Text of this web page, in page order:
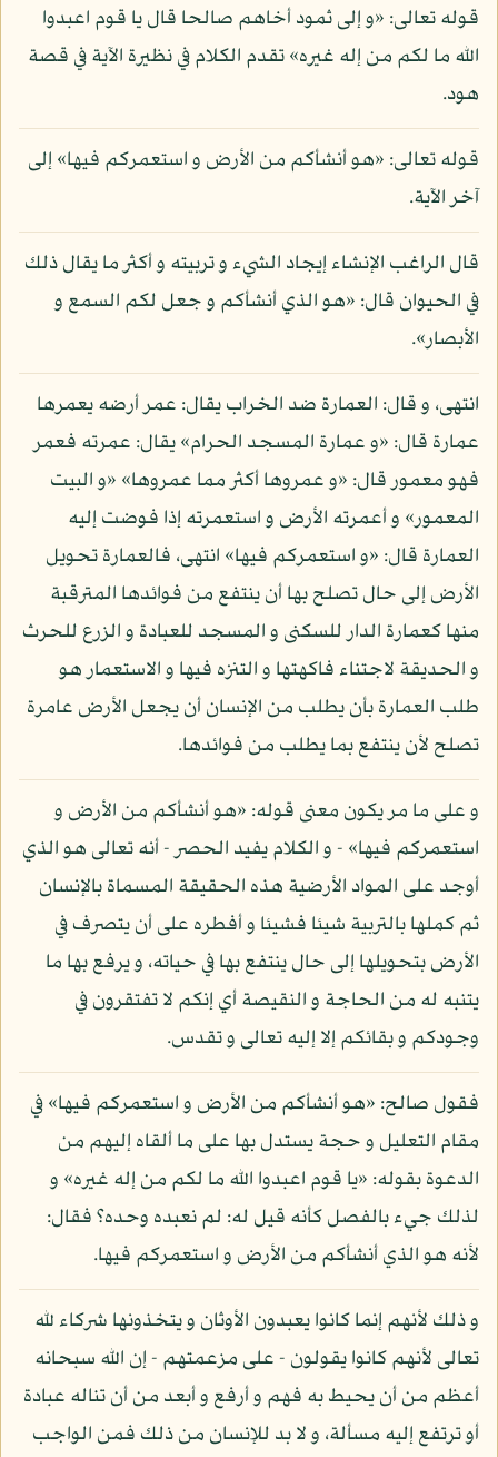
قوله تعالى: «و إلى ثمود أخاهم صالحا قال يا قوم اعبدوا
الله ما لكم من إله غيره» تقدم الكلام في نظيرة الآية في قصة
هود.
قوله تعالى: «هو أنشأكم من الأرض و استعمركم فيها» إلى
آخر الآية.
قال الراغب الإنشاء إيجاد الشيء و تربيته و أكثر ما يقال ذلك
في الحيوان قال: «هو الذي أنشأكم و جعل لكم السمع و
الأبصار».
انتهى، و قال: العمارة ضد الخراب يقال: عمر أرضه يعمرها
عمارة قال: «و عمارة المسجد الحرام» يقال: عمرته فعمر
فهو معمور قال: «و عمروها أكثر مما عمروها» «و البيت
المعمور» و أعمرته الأرض و استعمرته إذا فوضت إليه
العمارة قال: «و استعمركم فيها» انتهى، فالعمارة تحويل
الأرض إلى حال تصلح بها أن ينتفع من فوائدها المترقبة
منها كعمارة الدار للسكنى و المسجد للعبادة و الزرع للحرث
و الحديقة لاجتناء فاكهتها و التنزه فيها و الاستعمار هو
طلب العمارة بأن يطلب من الإنسان أن يجعل الأرض عامرة
تصلح لأن ينتفع بما يطلب من فوائدها.
و على ما مر يكون معنى قوله: «هو أنشأكم من الأرض و
استعمركم فيها» - و الكلام يفيد الحصر - أنه تعالى هو الذي
أوجد على المواد الأرضية هذه الحقيقة المسماة بالإنسان
ثم كملها بالتربية شيئا فشيئا و أفطره على أن يتصرف في
الأرض بتحويلها إلى حال ينتفع بها في حياته، و يرفع بها ما
يتنبه له من الحاجة و النقيصة أي إنكم لا تفتقرون في
وجودكم و بقائكم إلا إليه تعالى و تقدس.
فقول صالح: «هو أنشأكم من الأرض و استعمركم فيها» في
مقام التعليل و حجة يستدل بها على ما ألقاه إليهم من
الدعوة بقوله: «يا قوم اعبدوا الله ما لكم من إله غيره» و
لذلك جيء بالفصل كأنه قيل له: لم نعبده وحده؟ فقال:
لأنه هو الذي أنشأكم من الأرض و استعمركم فيها.
و ذلك لأنهم إنما كانوا يعبدون الأوثان و يتخذونها شركاء لله
تعالى لأنهم كانوا يقولون - على مزعمتهم - إن الله سبحانه
أعظم من أن يحيط به فهم و أرفع و أبعد من أن تناله عبادة
أو ترتفع إليه مسألة، و لا بد للإنسان من ذلك فمن الواجب